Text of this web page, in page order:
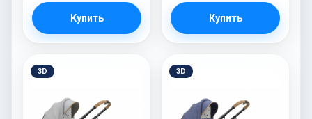
Купить Купить
3D 3D